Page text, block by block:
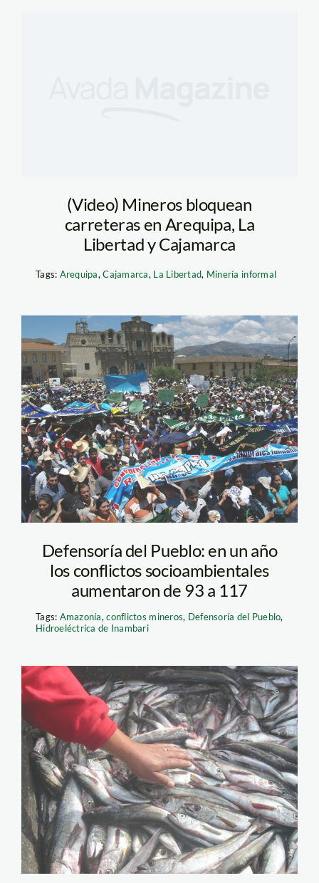
(Video) Mineros bloquean
carreteras en Arequipa, La
Libertad y Cajamarca
Tags: Arequipa,Cajamarca, La Libertad, Minería informal
conga_paro_servindi
Defensoría del Pueblo: en un año
los conflictos socioambientales
aumentaron de 93 a 117
Tags: Amazonía,conflictos mineros, Defensoría del Pueblo,
Hidroeléctrica de Inambari
merluza_tv_peru